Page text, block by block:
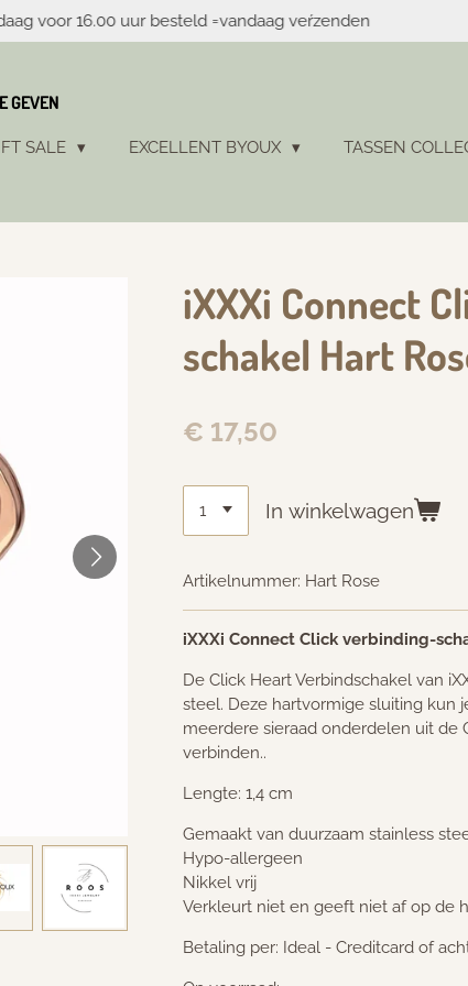
voor 16.00 uur besteld =vandaag veŕzenden
GEVEN
SALE EXCELLENT BYOUX
TASSEN
iXXXi Connect
schakel Hart
€ 17,50
In winkelwagen
Artikelnummer: Hart Rose
iXXXi Connect Click verbinding-
De Click Heart Verbindschakel van
steel. Deze hartvormige sluiting kun
meerdere sieraad onderdelen uit
verbinden..
Lengte: 1,4 cm
Gemaakt van duurzaam stainless
Hypo-allergeen
Nikkel vrij
Verkleurt niet en geeft niet af op de
Betaling per: Ideal - Creditcard of